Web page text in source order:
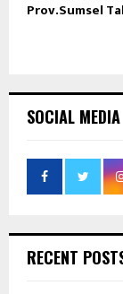
Prov.Sumsel
SOCIAL MEDIA
RECENT